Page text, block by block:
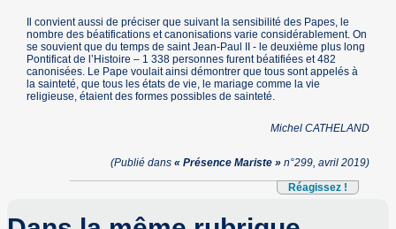
Il convient aussi de préciser que suivant la sensibilité des Papes, le
nombre des béatifications et canonisations varie considérablement. On
se souvient que du temps de saint Jean-Paul II - le deuxième plus long
Pontificat de l’Histoire – 1 338 personnes furent béatifiées et 482
canonisées. Le Pape voulait ainsi démontrer que tous sont appelés à
la sainteté, que tous les états de vie, le mariage comme la vie
religieuse, étaient des formes possibles de sainteté.
Michel CATHELAND
(Publié dans « Présence Mariste »n°299, avril 2019)
Réagissez !